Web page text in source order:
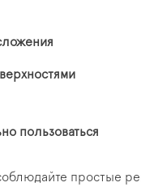
пользоваться
простые